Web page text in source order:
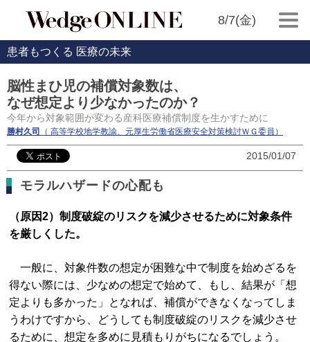
8/7(金)
患者もつくる 医療の未来
脳性まひ児の補償対象数は、
なぜ想定より少なかったのか？
今年から対象範囲が変わる産科医療補償制度を生かすために
勝村久司 （ 高等学校地学教諭、元厚生労働省医療安全対策検討ＷＧ委員）
2015/01/07
モラルハザードの心配も
（原因2）制度破綻のリスクを減少させるために対象条件
を厳しくした。
一般に、対象件数の想定が困難な中で制度を始めざるを
得ない際には、少なめの想定で始めて、もし、結果が「想
定よりも多かった」となれば、補償ができなくなってしま
うわけですから、どうしても制度破綻のリスクを減少させ
るために、想定を多めに見積もりがちになるでしょう。